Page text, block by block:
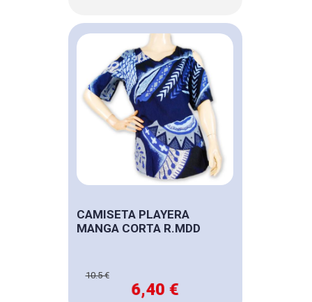
CAMISETA PLAYERA
MANGA CORTA R.MDD
10.5 €
6,40 €